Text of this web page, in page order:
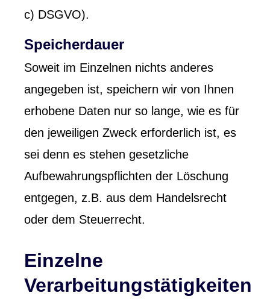
c) DSGVO).
Speicherdauer
Soweit im Einzelnen nichts anderes
angegeben ist, speichern wir von Ihnen
erhobene Daten nur so lange, wie es für
den jeweiligen Zweck erforderlich ist, es
sei denn es stehen gesetzliche
Aufbewahrungspflichten der Löschung
entgegen, z.B. aus dem Handelsrecht
oder dem Steuerrecht.
Einzelne
Verarbeitungstätigkeiten